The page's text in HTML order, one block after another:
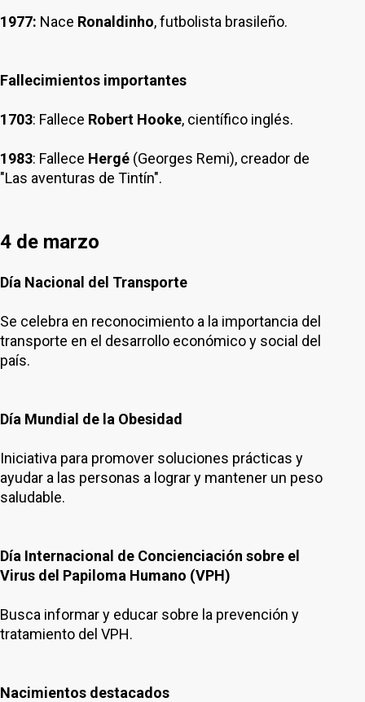
1977: Nace Ronaldinho, futbolista brasileño.
Fallecimientos importantes
1703: Fallece Robert Hooke, científico inglés.
1983: Fallece Hergé (Georges Remi), creador de
"Las aventuras de Tintín".
4 de marzo
Día Nacional del Transporte
Se celebra en reconocimiento a la importancia del
transporte en el desarrollo económico y social del
país.
Día Mundial de la Obesidad
Iniciativa para promover soluciones prácticas y
ayudar a las personas a lograr y mantener un peso
saludable.
Día Internacional de Concienciación sobre el
Virus del Papiloma Humano (VPH)
Busca informar y educar sobre la prevención y
tratamiento del VPH.
Nacimientos destacados